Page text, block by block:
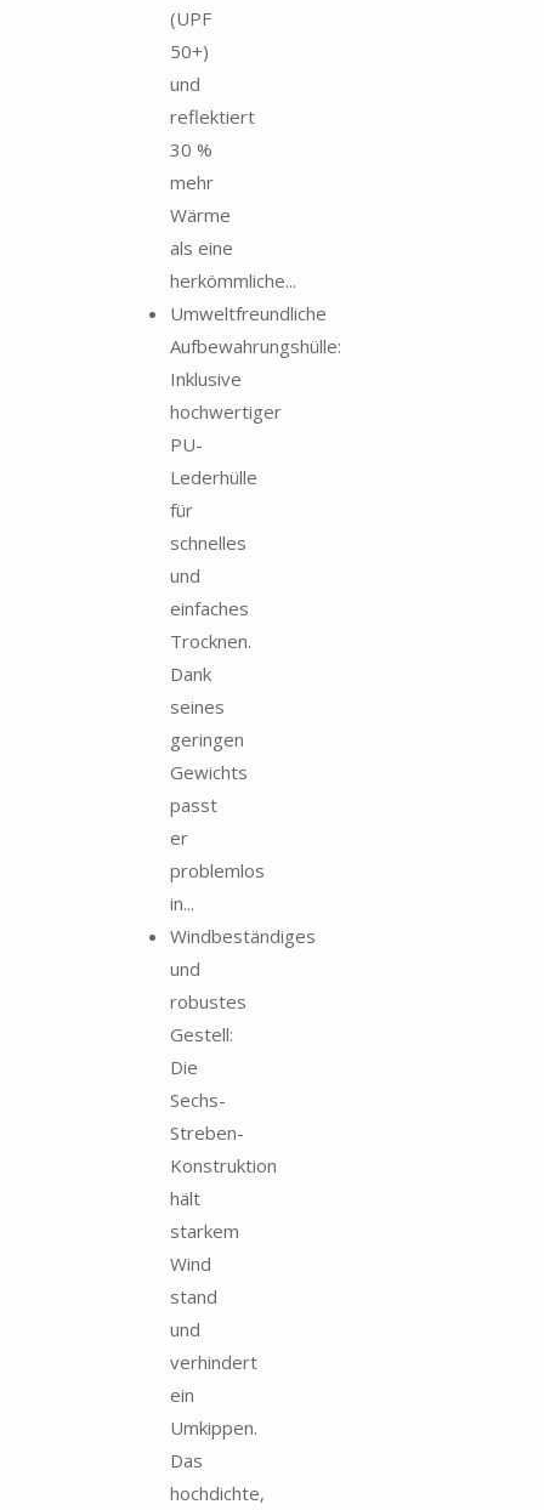
(UPF
50+)
und
reflektiert
30 %
mehr
Wärme
als eine
herkömmliche...
Umweltfreundliche
Aufbewahrungshülle:
Inklusive
hochwertiger
PU-
Lederhülle
für
schnelles
und
einfaches
Trocknen.
Dank
seines
geringen
Gewichts
passt
er
problemlos
in...
Windbeständiges
und
robustes
Gestell:
Die
Sechs-
Streben-
Konstruktion
hält
starkem
Wind
stand
und
verhindert
ein
Umkippen.
Das
hochdichte,